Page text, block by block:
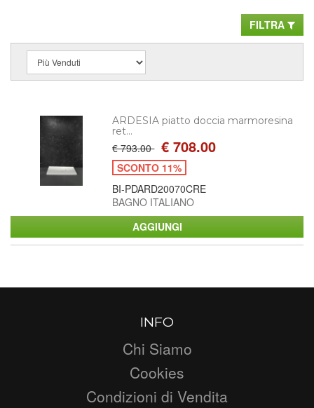
FILTRA
ARDESIA piatto doccia marmoresina
ret...
€ 793.00 € 708.00
SCONTO 11%
BI-PDARD20070CRE
BAGNO ITALIANO
INFO
Chi Siamo
Cookies
Condizioni di Vendita